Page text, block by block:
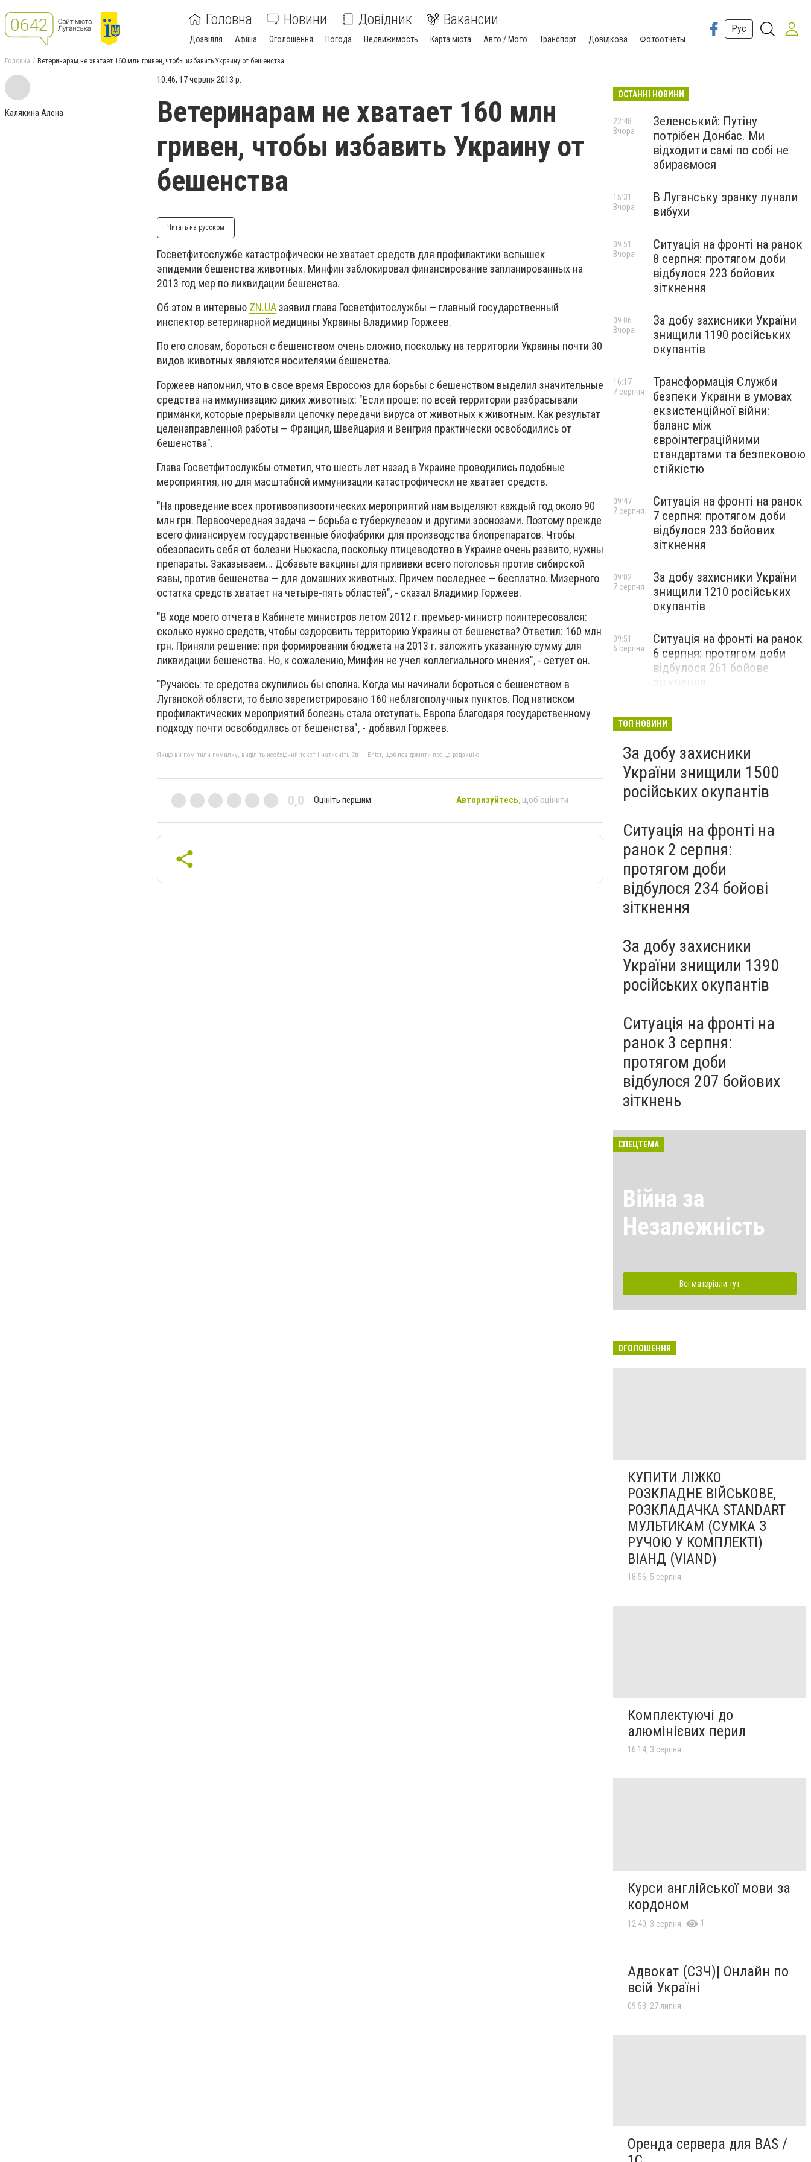
Головна Новини Довідник Вакансии
Дозвілля Афіша Оголошення Погода Недвижимость Карта міста Авто / Мото Транспорт Довідкова Фотоотчеты
Рус
Головна Ветеринарам не хватает 160 млн гривен, чтобы избавить Украину от бешенства
Калякина Алена
10:46, 17 червня 2013 р.
Ветеринарам не хватает 160 млн
гривен, чтобы избавить Украину от
бешенства
Читать на русском
Госветфитослужбе катастрофически не хватает средств для профилактики вспышек
эпидемии бешенства животных. Минфин заблокировал финансирование запланированных на
2013 год мер по ликвидации бешенства.
Об этом в интервью ZN.UAзаявил глава Госветфитослужбы — главный государственный
инспектор ветеринарной медицины Украины Владимир Горжеев.
По его словам, бороться с бешенством очень сложно, поскольку на территории Украины почти 30
видов животных являются носителями бешенства.
Горжеев напомнил, что в свое время Евросоюз для борьбы с бешенством выделил значительные
средства на иммунизацию диких животных: "Если проще: по всей территории разбрасывали
приманки, которые прерывали цепочку передачи вируса от животных к животным. Как результат
целенаправленной работы — Франция, Швейцария и Венгрия практически освободились от
бешенства".
Глава Госветфитослужбы отметил, что шесть лет назад в Украине проводились подобные
мероприятия, но для масштабной иммунизации катастрофически не хватает средств.
"На проведение всех противоэпизоотических мероприятий нам выделяют каждый год около 90
млн грн. Первоочередная задача — борьба с туберкулезом и другими зоонозами. Поэтому прежде
всего финансируем государственные биофабрики для производства биопрепаратов. Чтобы
обезопасить себя от болезни Ньюкасла, поскольку птицеводство в Украине очень развито, нужны
препараты. Заказываем... Добавьте вакцины для прививки всего поголовья против сибирской
язвы, против бешенства — для домашних животных. Причем последнее — бесплатно. Мизерного
остатка средств хватает на четыре-пять областей", - сказал Владимир Горжеев.
"В ходе моего отчета в Кабинете министров летом 2012 г. премьер-министр поинтересовался:
сколько нужно средств, чтобы оздоровить территорию Украины от бешенства? Ответил: 160 млн
грн. Приняли решение: при формировании бюджета на 2013 г. заложить указанную сумму для
ликвидации бешенства. Но, к сожалению, Минфин не учел коллегиального мнения", - сетует он.
"Ручаюсь: те средства окупились бы сполна. Когда мы начинали бороться с бешенством в
Луганской области, то было зарегистрировано 160 неблагополучных пунктов. Под натиском
профилактических мероприятий болезнь стала отступать. Европа благодаря государственному
подходу почти освободилась от бешенства", - добавил Горжеев.
Якщо ви помітили помилку, виділіть необхідний текст і натисніть Ctrl + Enter, щоб повідомити про це редакцію
0,0 Оцініть першим Авторизуйтесь, щоб оцінити
ОСТАННІ НОВИНИ
Зеленський: Путіну
потрібен Донбас. Ми
відходити самі по собі не
збираємося
22:48
Вчора
В Луганську зранку лунали
вибухи
15:31
Вчора
Ситуація на фронті на ранок
8 серпня: протягом доби
відбулося 223 бойових
зіткнення
09:51
Вчора
За добу захисники України
знищили 1190 російських
окупантів
09:06
Вчора
Трансформація Служби
безпеки України в умовах
екзистенційної війни:
баланс між
євроінтеграційними
стандартами та безпековою
стійкістю
16:17
7 серпня
Ситуація на фронті на ранок
7 серпня: протягом доби
відбулося 233 бойових
зіткнення
09:47
7 серпня
За добу захисники України
знищили 1210 російських
окупантів
09:02
7 серпня
Ситуація на фронті на ранок
6 серпня: протягом доби
відбулося 261 бойове
09:51
6 серпня
ТОП НОВИНИ
За добу захисники
України знищили 1500
російських окупантів
Ситуація на фронті на
ранок 2 серпня:
протягом доби
відбулося 234 бойові
зіткнення
За добу захисники
України знищили 1390
російських окупантів
Ситуація на фронті на
ранок 3 серпня:
протягом доби
відбулося 207 бойових
зіткнень
СПЕЦТЕМА
Війна за
Незалежність
Всі матеріали тут
ОГОЛОШЕННЯ
КУПИТИ ЛІЖКО
РОЗКЛАДНЕ ВІЙСЬКОВЕ,
РОЗКЛАДАЧКА STANDART
МУЛЬТИКАМ (СУМКА З
РУЧОЮ У КОМПЛЕКТІ)
ВІАНД (VIAND)
18:56, 5 серпня
Комплектуючі до
алюмінієвих перил
16:14, 3 серпня
Курси англійської мови за
кордоном
12:40, 3 серпня 1
Адвокат (СЗЧ)| Онлайн по
всій Україні
09:53, 27 липня
Оренда сервера для BAS /